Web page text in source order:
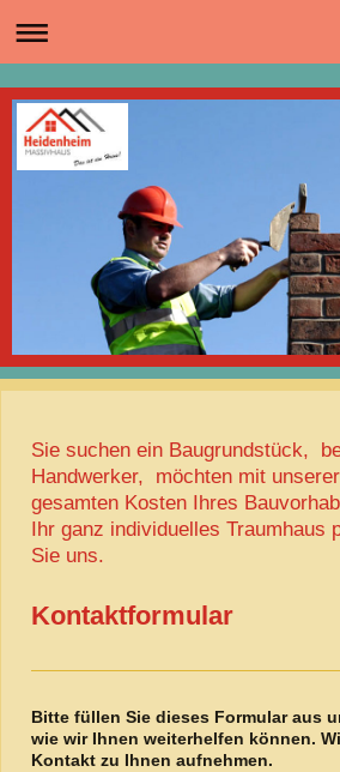
Sie suchen ein Baugrundstück,
Handwerker, möchten mit
gesamten Kosten Ihres
Ihr ganz individuelles Traumhaus
Sie uns.
Kontaktformular
Bitte füllen Sie dieses Formular aus
wie wir Ihnen weiterhelfen können.
Kontakt zu Ihnen aufnehmen.